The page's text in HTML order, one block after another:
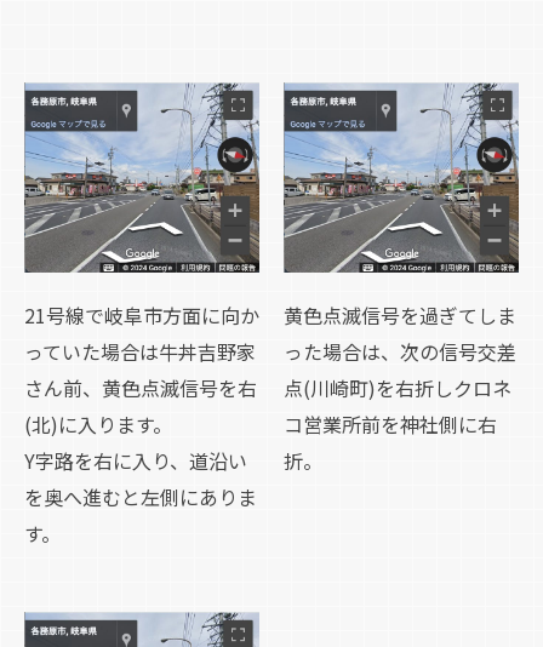
21号線で岐阜市方面に向か
っていた場合は牛丼吉野家
さん前、黄色点滅信号を右
(北)に入ります。
Y字路を右に入り、道沿い
を奥へ進むと左側にありま
す。
黄色点滅信号を過ぎてしま
った場合は、次の信号交差
点(川崎町)を右折しクロネ
コ営業所前を神社側に右
折。